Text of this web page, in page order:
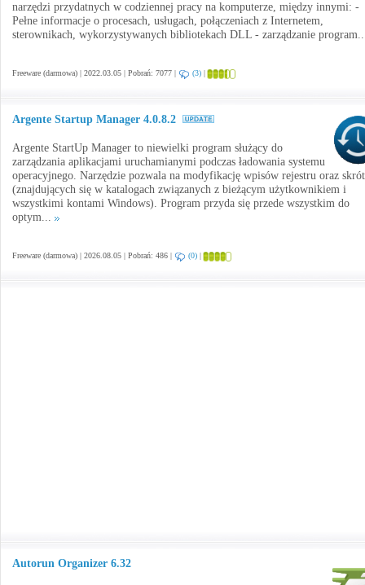
narzędzi przydatnych w codziennej pracy na komputerze, między innymi: -
Pełne informacje o procesach, usługach, połączeniach z Internetem,
sterownikach, wykorzystywanych bibliotekach DLL - zarządzanie
Freeware (darmowa) | 2022.03.05 | Pobrań: 7077 | (3) |
Argente Startup Manager 4.0.8.2
Argente StartUp Manager to niewielki program służący do
zarządzania aplikacjami uruchamianymi podczas ładowania systemu
operacyjnego. Narzędzie pozwala na modyfikację wpisów rejestru oraz
(znajdujących się w katalogach związanych z bieżącym użytkownikiem i
wszystkimi kontami Windows). Program przyda się przede wszystkim do
optym...
Freeware (darmowa) | 2026.08.05 | Pobrań: 486 | (0) |
Autorun Organizer 6.32